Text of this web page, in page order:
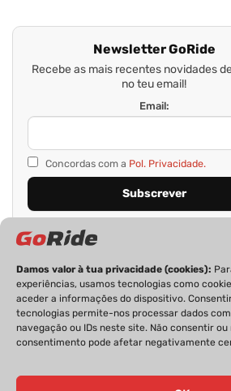
Damos valor à tua privacidade (cookies):
experiências, usamos tecnologias como
aceder a informações do dispositivo.
tecnologias permite-nos processar dados
navegação ou IDs neste site. Não consentir
consentimento pode afetar negativamente
Newsletter GoRide
Recebe as mais recentes novidades
no teu email!
Email:
Concordas com a Pol. Privacidade.
PRIVACIDADE FICHA TÉCNICA